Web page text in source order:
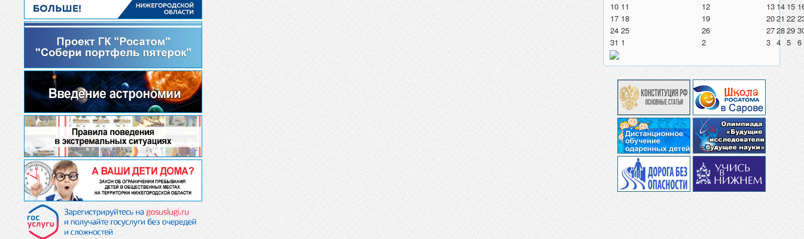
10 11 12 13 1415
17 18 19 202122
24 25 26 272829
31 1 2 3 4 5 6